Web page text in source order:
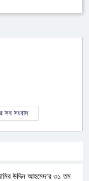
সব সংবাদ
উদ্দিন আহমেদ’র ৩১ তম